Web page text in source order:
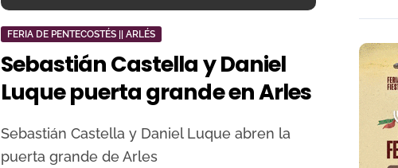
FERIA DE PENTECOSTÉS || ARLÉS
Sebastián Castella y Daniel
Luque puerta grande en Arles
Sebastián Castella y Daniel Luque abren la
puerta grande de Arles